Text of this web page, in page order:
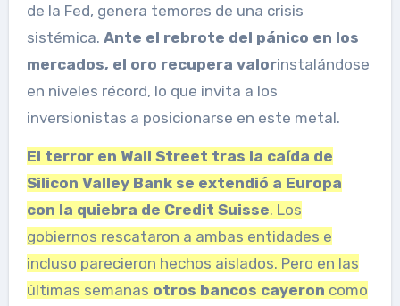
de la Fed, genera temores de una crisis
sistémica. Ante el rebrote del pánico en los
mercados, el oro recupera valorinstalándose
en niveles récord, lo que invita a los
inversionistas a posicionarse en este metal.
El terror en Wall Street tras la caída de
Silicon Valley Bank se extendió a Europa
con la quiebra de Credit Suisse. Los
gobiernos rescataron a ambas entidades e
incluso parecieron hechos aislados. Pero en las
últimas semanas otros bancos cayeron como